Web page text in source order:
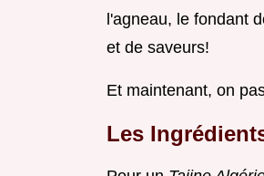
l'agneau, le fondant
et de saveurs!
Et maintenant, on
Les